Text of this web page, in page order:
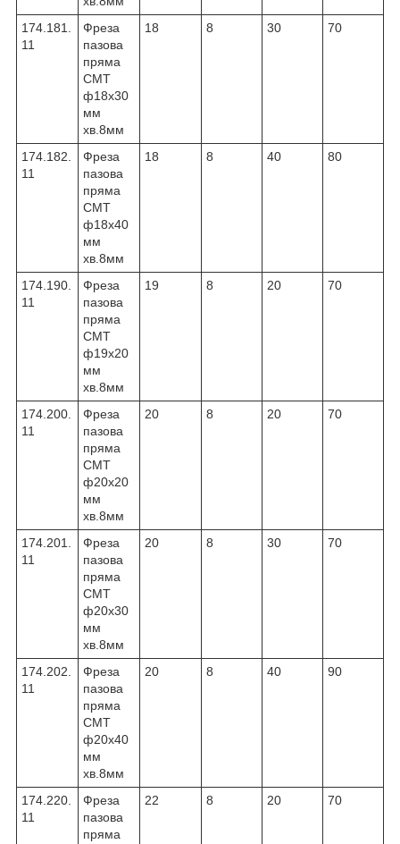
174.181.
11
Фреза
пазова
пряма
CMT
ф18х30
мм
хв.8мм
18 8 30 70
174.182.
11
Фреза
пазова
пряма
CMT
ф18х40
мм
хв.8мм
18 8 40 80
174.190.
11
Фреза
пазова
пряма
CMT
ф19х20
мм
хв.8мм
19 8 20 70
174.200.
11
Фреза
пазова
пряма
CMT
ф20х20
мм
хв.8мм
20 8 20 70
174.201.
11
Фреза
пазова
пряма
CMT
ф20х30
мм
хв.8мм
20 8 30 70
174.202.
11
Фреза
пазова
пряма
CMT
ф20х40
мм
хв.8мм
20 8 40 90
174.220.
11
Фреза
пазова
пряма
22 8 20 70